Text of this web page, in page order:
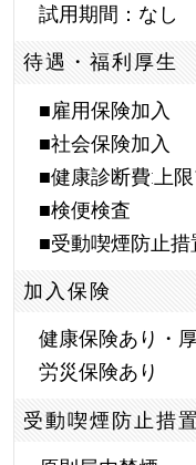
試用期間：なし
待遇・福利厚生
■雇用保険加入
■社会保険加入
■健康診断費:上
■検便検査
■受動喫煙防止
加入保険
健康保険あり・
労災保険あり
受動喫煙防止措置